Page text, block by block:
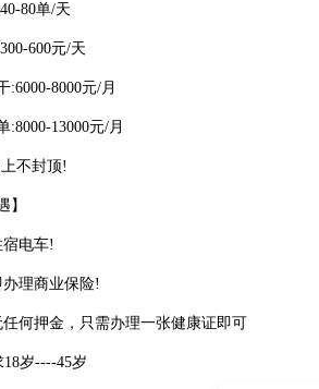
80单/天
600元/天
:6000-8000元/月
:8000-13000元/月
不封顶!
】
宿电车!
理商业保险!
任何押金，只需办理一张健康证即可
岁----45岁